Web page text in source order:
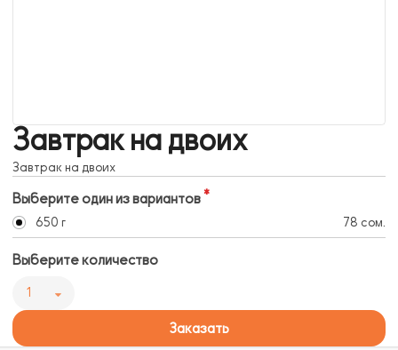
Завтрак на двоих
Завтрак на двоих
Выберите один из вариантов
650 г 78 сом.
Выберите количество
1
Заказать